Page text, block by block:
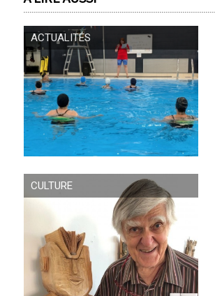
ACTUALITÉS
CULTURE